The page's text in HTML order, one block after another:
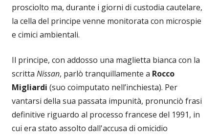
prosciolto ma, durante i giorni di custodia cautelare,
la cella del principe venne monitorata con microspie
e cimici ambientali.
Il principe, con addosso una maglietta bianca con la
scritta Nissan, parlò tranquillamente a Rocco
Migliardi (suo coimputato nell’inchiesta). Per
vantarsi della sua passata impunità, pronunciò frasi
definitive riguardo al processo francese del 1991, in
cui era stato assolto dall'accusa di omicidio